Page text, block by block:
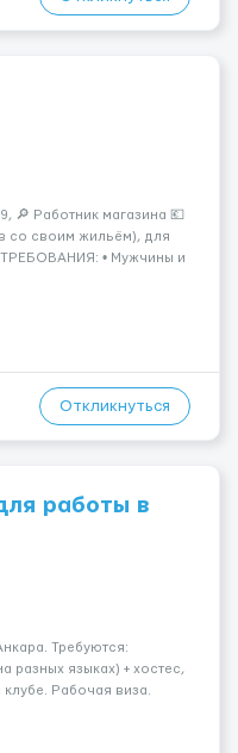
🔎 Работник магазина 💶
со своим жильём), для
ТРЕБОВАНИЯ: • Мужчины и
Откликнуться
работы в
Требуются:
разных языках) + хостеc,
Рабочая виза.
Высокая зарплат...